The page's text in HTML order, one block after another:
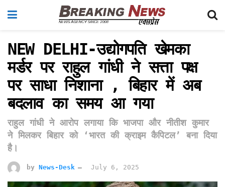
NEW DELHI-उद्योगपति खेमका
मर्डर पर राहुल गांधी ने सत्ता पक्ष
पर साधा निशाना , बिहार में अब
बदलाव का समय आ गया
राहुल गांधी ने आरोप लगाया कि भाजपा और नीतीश कुमार
ने मिलकर बिहार को ‘भारत की क्राइम कैपिटल’ बना दिया
है।
by News-Desk July 6, 2025